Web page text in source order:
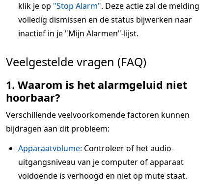
klik je op "Stop Alarm". Deze actie zal de melding
volledig dismissen en de status bijwerken naar
inactief in je "Mijn Alarmen"-lijst.
Veelgestelde vragen (FAQ)
1. Waarom is het alarmgeluid niet
hoorbaar?
Verschillende veelvoorkomende factoren kunnen
bijdragen aan dit probleem:
Apparaatvolume: Controleer of het audio-
uitgangsniveau van je computer of apparaat
voldoende is verhoogd en niet op mute staat.